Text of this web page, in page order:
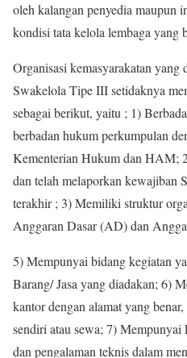
oleh kalangan penyedia maupun
kondisi tata kelola lembaga yang
Organisasi kemasyarakatan yang
Swakelola Tipe III setidaknya
sebagai berikut, yaitu ; 1)
berbadan hukum perkumpulan
Kementerian Hukum dan HAM;
dan telah melaporkan kewajiban
terakhir ; 3) Memiliki struktur
Anggaran Dasar (AD) dan
5) Mempunyai bidang kegiatan
Barang/ Jasa yang diadakan; 6)
kantor dengan alamat yang
sendiri atau sewa; 7) Mempunyai
dan pengalaman teknis dalam